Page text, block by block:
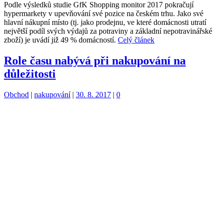
Podle výsledků studie GfK Shopping monitor 2017 pokračují
hypermarkety v upevňování své pozice na českém trhu. Jako své
hlavní nákupní místo (tj. jako prodejnu, ve které domácnosti utratí
největší podíl svých výdajů za potraviny a základní nepotravinářské
zboží) je uvádí již 49 % domácností. Celý článek
Role času nabývá při nakupování na
důležitosti
Kategorie:
Obchod | Štítky:
nakupování | 30. 8. 2017 | 0